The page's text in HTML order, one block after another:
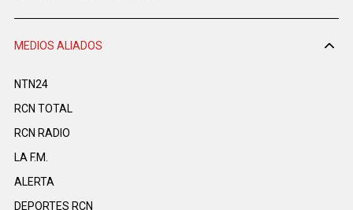
MEDIOS ALIADOS
NTN24
RCN TOTAL
RCN RADIO
LA F.M.
ALERTA
DEPORTES RCN